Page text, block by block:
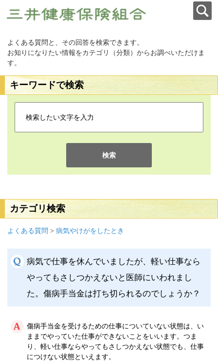
よくある質問と、その回答を検索できます。
お知りになりたい情報をカテゴリ（分類）からお調べいただけま
す。
キーワードで検索
検索
カテゴリ検索
よくある質問 > 病気やけがをしたとき
病気で仕事を休んでいましたが、軽い仕事なら
やってもさしつかえないと医師にいわれまし
た。傷病手当金は打ち切られるのでしょうか？
傷病手当金を受けるための仕事についていない状態は、い
ままでやっていた仕事ができないことをいいます。つま
り、軽い仕事ならやってもさしつかえない状態でも、仕事
につけない状態といえます。